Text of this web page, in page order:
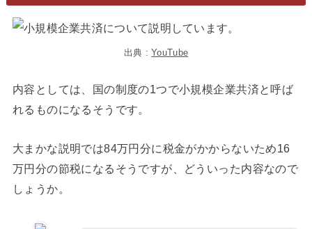
出典 :YouTube
内容としては、国の制度の1つで小規模企業共済と呼ば
れるものになるそうです。
大まかな説明では84万円分に税金がかからないため16
万円分の節税になるそうですが、どういった内容なので
しょうか。